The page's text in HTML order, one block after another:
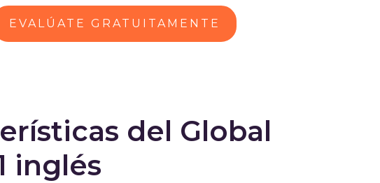
EVALÚATE GRATUITAMENTE
del Global
inglés